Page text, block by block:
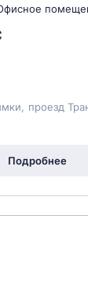
проезд
Подробнее